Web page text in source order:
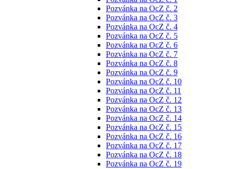
Pozvánka na OcZ č. 2
Pozvánka na OcZ č. 3
Pozvánka na OcZ č. 4
Pozvánka na OcZ č. 5
Pozvánka na OcZ č. 6
Pozvánka na OcZ č. 7
Pozvánka na OcZ č. 8
Pozvánka na OcZ č. 9
Pozvánka na OcZ č. 10
Pozvánka na OcZ č. 11
Pozvánka na OcZ č. 12
Pozvánka na OcZ č. 13
Pozvánka na OcZ č. 14
Pozvánka na OcZ č. 15
Pozvánka na OcZ č. 16
Pozvánka na OcZ č. 17
Pozvánka na OcZ č. 18
Pozvánka na OcZ č. 19